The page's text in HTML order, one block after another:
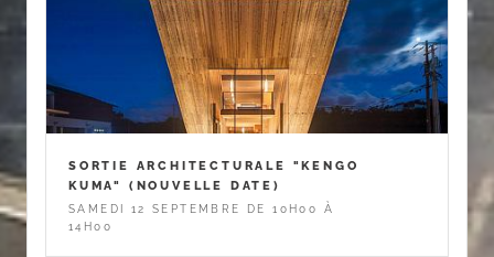
SORTIE ARCHITECTURALE "KENGO
KUMA" (NOUVELLE DATE)
SAMEDI 12 SEPTEMBRE DE 10H00 À
14H00